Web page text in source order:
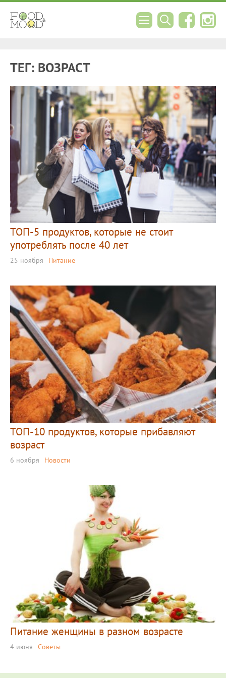
ТЕГ: ВОЗРАСТ
ТОП-5 продуктов, которые не стоит
употреблять после 40 лет
25 ноября Питание
ТОП-10 продуктов, которые прибавляют
возраст
6 ноября Новости
Питание женщины в разном возрасте
4 июня Советы